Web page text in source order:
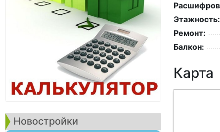
Новостройки
Этажность:
Ремонт:
Балкон:
Карта